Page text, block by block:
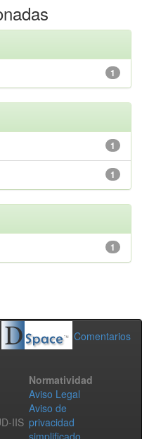
1
1
1
1
Comentarios
IIS
Normatividad
Aviso Legal
Aviso de
privacidad
simplificado